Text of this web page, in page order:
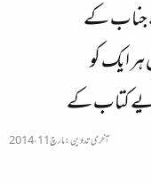
جناب کے
ایک کو
کتاب کے
آخری تدوین:مارچ 11، 2014